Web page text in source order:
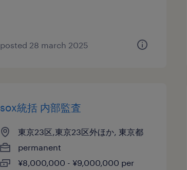
posted 28 march 2025
sox統括 内部監査
東京23区,東京23区外ほか, 東京都
permanent
¥8,000,000 - ¥9,000,000 per